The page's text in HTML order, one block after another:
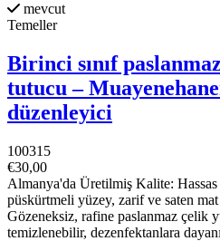
mevcut
Temeller
Birinci sınıf
tutucu –
düzenleyici
100315
€30,00
Almanya'da Üretilmiş Kalite:
püskürtmeli yüzey, zarif ve saten
Gözeneksiz, rafine paslanmaz çelik
temizlenebilir, dezenfektanlara